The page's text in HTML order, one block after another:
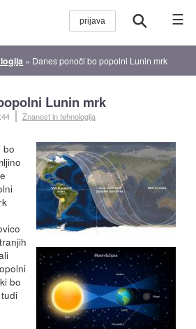
☰
» Danes ponoči bo popolni Lunin mrk
Lunin mrk
Znanost in tehnologija
bo
bo